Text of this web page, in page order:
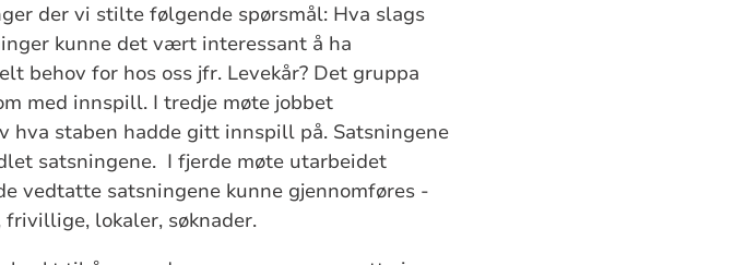
der vi stilte følgende spørsmål: Hva slags
kunne det vært interessant å ha
behov for hos oss jfr. Levekår? Det gruppa
med innspill. I tredje møte jobbet
hva staben hadde gitt innspill på. Satsningene
satsningene. I fjerde møte utarbeidet
vedtatte satsningene kunne gjennomføres -
lokaler, søknader.